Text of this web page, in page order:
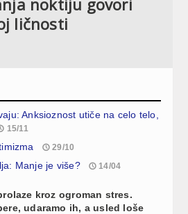
ličnosti
Anksioznost utiče na celo telo,
15/11
29/10
Manje je više? 14/04
kroz ogroman stres.
udaramo ih, a usled loše